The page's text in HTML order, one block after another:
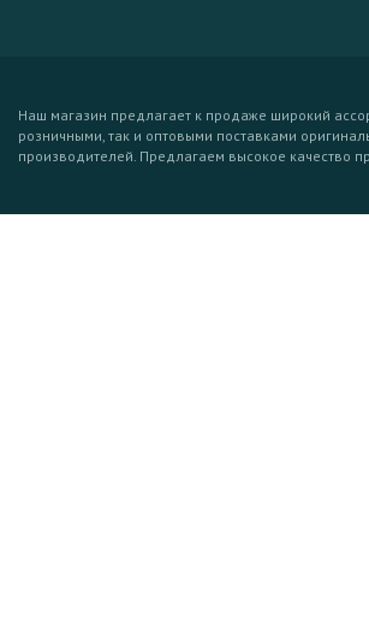
Наш магазин предлагает к продаже широкий
розничными, так и оптовыми поставками
производителей. Предлагаем высокое качество